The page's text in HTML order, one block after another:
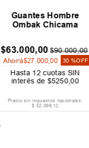
Guantes Hombre
Ombak Chicama
$63.000,00 $90.000,00
Ahorrá$27 .000,00 30 %OFF
Hasta 12 cuotas SIN
interés de $5250 ,00
Precio sin impuestos nacionales:
$ 52.066,12